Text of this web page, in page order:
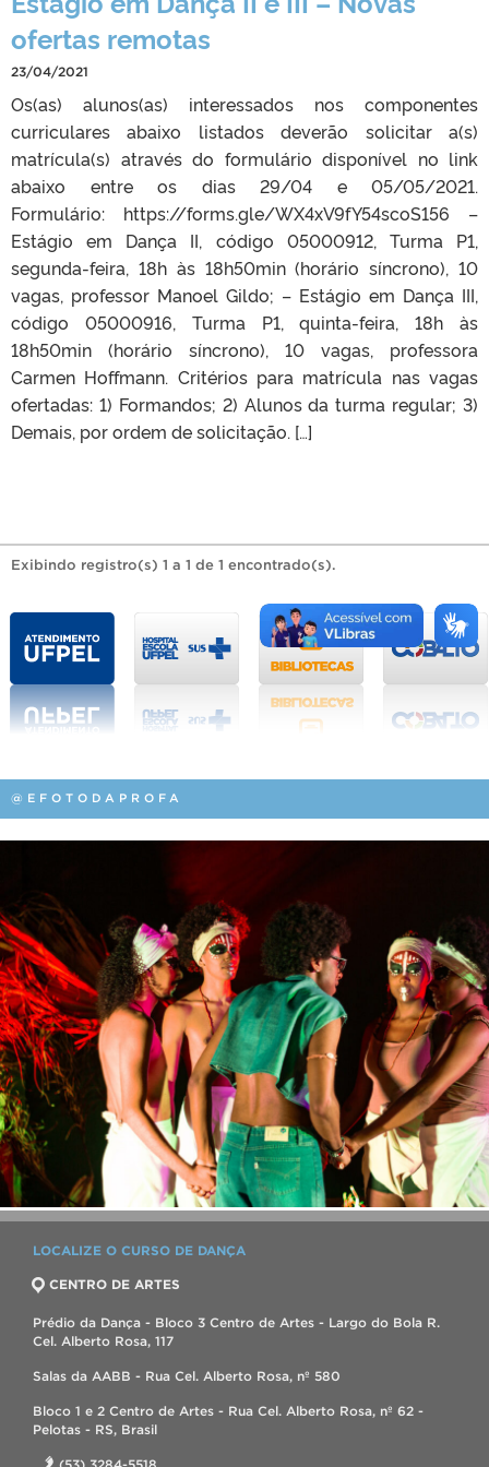
ofertas remotas
23/04/2021
Os(as) alunos(as) interessados nos componentes
curriculares abaixo listados deverão solicitar a(s)
matrícula(s) através do formulário disponível no link
abaixo entre os dias 29/04 e 05/05/2021.
Formulário: https://forms.gle/WX4xV9fY54scoS156 –
Estágio em Dança II, código 05000912, Turma P1,
segunda-feira, 18h às 18h50min (horário síncrono), 10
vagas, professor Manoel Gildo; – Estágio em Dança III,
código 05000916, Turma P1, quinta-feira, 18h às
18h50min (horário síncrono), 10 vagas, professora
Carmen Hoffmann. Critérios para matrícula nas vagas
ofertadas: 1) Formandos; 2) Alunos da turma regular; 3)
Demais, por ordem de solicitação. […]
Exibindo registro(s) 1 a 1 de 1 encontrado(s).
@EFOTODAPROFA
LOCALIZE O CURSO DE DANÇA
CENTRO DE ARTES
Prédio da Dança - Bloco 3 Centro de Artes - Largo do Bola R.
Cel. Alberto Rosa, 117
Salas da AABB - Rua Cel. Alberto Rosa, nº 580
Bloco 1 e 2 Centro de Artes - Rua Cel. Alberto Rosa, nº 62 -
Pelotas - RS, Brasil
(53) 3284-5518